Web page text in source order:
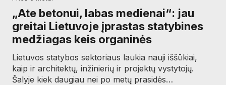
„Ate betonui, labas medienai“: jau
greitai Lietuvoje įprastas statybines
medžiagas keis organinės
Lietuvos statybos sektoriaus laukia nauji iššūkiai,
kaip ir architektų, inžinierių ir projektų vystytojų.
Šalyje kiek daugiau nei po metų prasidės…